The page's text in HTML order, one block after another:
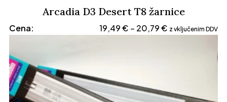
Arcadia D3 Desert T8 žarnice
Cena: 19,49€ – 20,79€ Cenovni
z vključenim DDV